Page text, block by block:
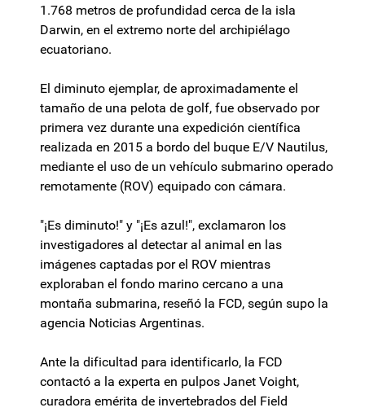
1.768 metros de profundidad cerca de la isla
Darwin, en el extremo norte del archipiélago
ecuatoriano.
El diminuto ejemplar, de aproximadamente el
tamaño de una pelota de golf, fue observado por
primera vez durante una expedición científica
realizada en 2015 a bordo del buque E/V Nautilus,
mediante el uso de un vehículo submarino operado
remotamente (ROV) equipado con cámara.
"¡Es diminuto!" y "¡Es azul!", exclamaron los
investigadores al detectar al animal en las
imágenes captadas por el ROV mientras
exploraban el fondo marino cercano a una
montaña submarina, reseñó la FCD, según supo la
agencia Noticias Argentinas.
Ante la dificultad para identificarlo, la FCD
contactó a la experta en pulpos Janet Voight,
curadora emérita de invertebrados del Field